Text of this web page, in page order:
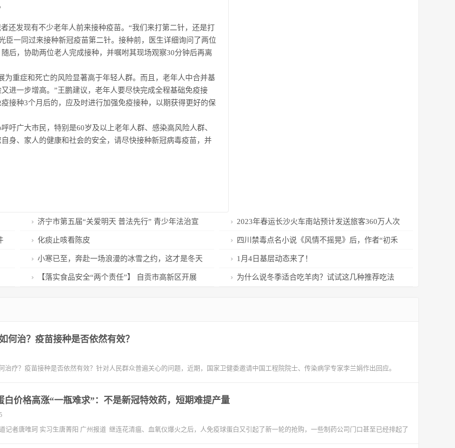
发现有不少老年人前来接种疫苗。“我们来打第二针，还是打
臣一同过来接种新冠疫苗第二针。接种前，医生详细询问了两位
后，协助两位老人完成接种，并嘱咐其现场观察30分钟后再离
重症和死亡的风险显著高于年轻人群。而且，老年人中合并基
进一步增高。”王鹏建议，老年人要尽快完成全程基础免疫接
接种3个月后的，应及时进行加强免疫接种，以期获得更好的保
广大市民，特别是60岁及以上老年人群、感染高风险人群、
身、家人的健康和社会的安全，请尽快接种新冠病毒疫苗，并
济宁市第五届“关爱明天 普法先行” 青少年法治宣
传教育活动启动
2023年春运长沙火车南站预计发送旅客360万人次
化痰止咳看陈皮 四川禁毒点名小说《风情不摇晃》后，作者“初禾
初”作品在晋江文学城无法显示
小寒已至，奔赴一场浪漫的冰雪之约，这才是冬天
该有的样子！
1月4日基层动态来了！
【落实食品安全“两个责任”】 自贡市高新区开展 为什么说冬季适合吃羊肉？试试这几种推荐吃法
何治？疫苗接种是否依然有效？
疗？疫苗接种是否依然有效？针对人民群众普遍关心的问题，近期，国家卫健委邀请中国工程院院士、传染病学专家李兰娟作出回应。
白价格高涨“一瓶难求”：不是新冠特效药，短期难提产量
记者唐唯珂 实习生唐菁阳 广州报道 继连花清瘟、血氧仪爆火之后，人免疫球蛋白又引起了新一轮的抢购，一些制药公司门口甚至已经排起了